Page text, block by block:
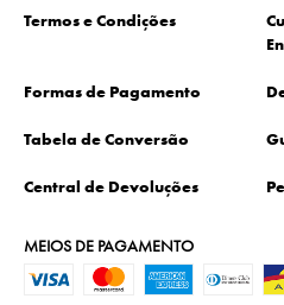
Termos e Condições
Formas de Pagamento
Tabela de Conversão
Central de Devoluções
MEIOS DE PAGAMENTO